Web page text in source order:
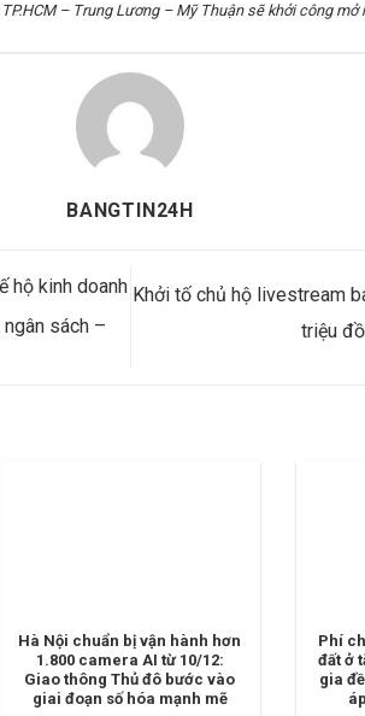
– Trung Lương – Mỹ Thuận sẽ khởi công mở
BANGTIN24H
hộ kinh doanh
sách –
Khởi tố chủ hộ livestream
triệu
Hà Nội chuẩn bị vận hành hơn
1.800 camera AI từ 10/12:
Giao thông Thủ đô bước vào
giai đoạn số hóa mạnh mẽ
Phí
đất ở
gia